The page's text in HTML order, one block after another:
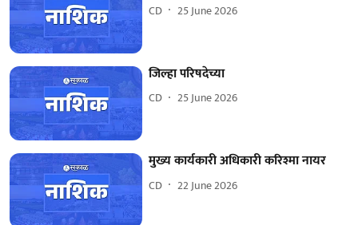
CD 25 June 2026
जिल्हा परिषदेच्या
CD 25 June 2026
मुख्य कार्यकारी अधिकारी करिश्मा नायर
CD 22 June 2026